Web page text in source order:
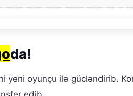
da!
yeni oyunçu ilə gücləndirib.